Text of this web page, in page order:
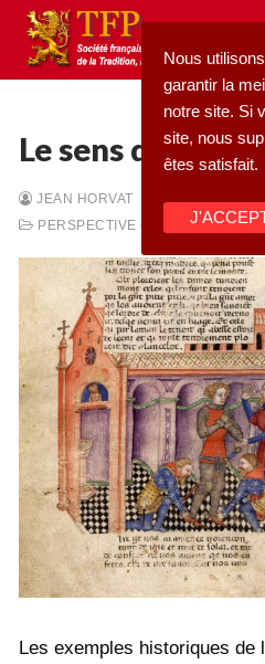
Aller
contenu
Rechercher
:
Accueil
Pétition
Qu’est-ce que la TFP
Action
Blog
Médiathèque
Le sens de la
JEAN HORVAT
PERSPECTIVE CATHOLIQUE
Les exemples historiques de
Nous
garantir la
notre site. Si
site, nous
êtes satisfait.